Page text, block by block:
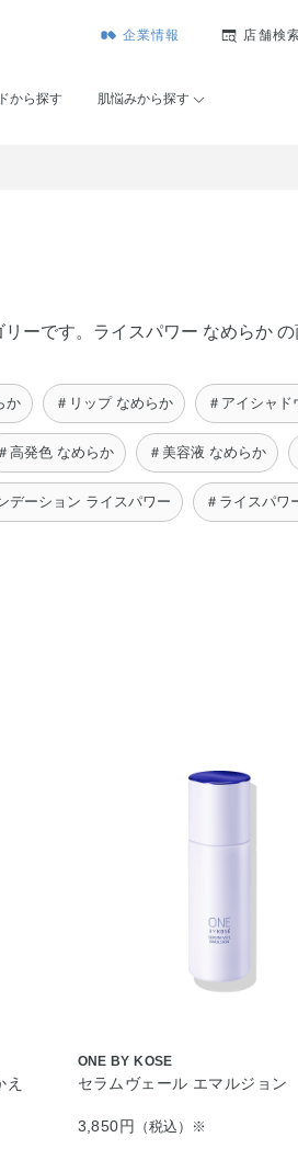
企業情報 店舗検
から探す 肌悩みから探す
ーです。ライスパワー なめらか
か ＃リップ なめらか ＃アイシャ
＃高発色 なめらか ＃美容液 なめらか
デーション ライスパワー ＃ライスパワ
ONE BY KOSE
セラムヴェール エマルジョン
3,850円 （税込）※